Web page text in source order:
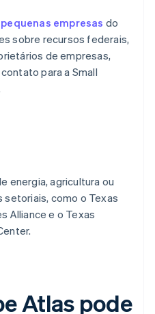
empresas do
sobre recursos federais,
de empresas,
para a Small
energia, agricultura ou
setoriais, como o Texas
Alliance e o Texas
Atlas pode